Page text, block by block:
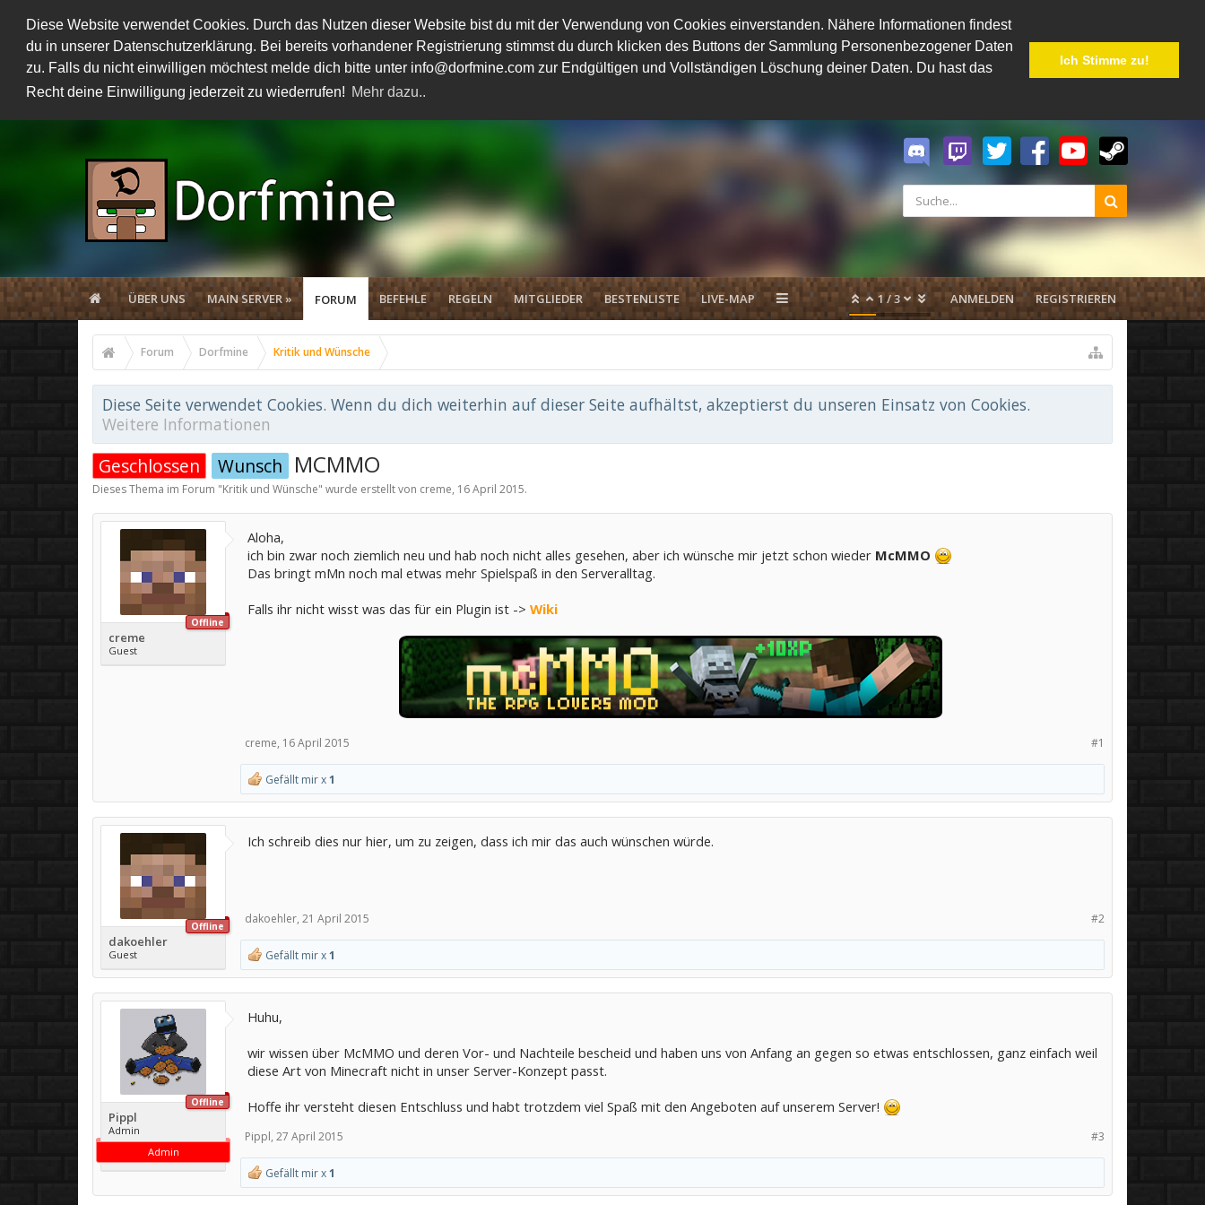
Diese Website verwendet Cookies. Durch das Nutzen dieser Website bist du mit der Verwendung von Cookies einverstanden. Nähere Informationen findest
du in unserer Datenschutzerklärung. Bei bereits vorhandener Registrierung stimmst du durch klicken des Buttons der Sammlung Personenbezogener Daten
zu. Falls du nicht einwilligen möchtest melde dich bitte unter info@dorfmine.com zur Endgültigen und Vollständigen Löschung deiner Daten. Du hast das
Recht deine Einwilligung jederzeit zu wiederrufen! Mehr dazu..
Ich Stimme zu!
ÜBER UNS MAIN SERVER » FORUM BEFEHLE REGELN MITGLIEDER BESTENLISTE LIVE-MAP 1/3 ANMELDEN REGISTRIEREN
Forum Dorfmine Kritik und Wünsche
Diese Seite verwendet Cookies. Wenn du dich weiterhin auf dieser Seite aufhältst, akzeptierst du unseren Einsatz von Cookies.
Weitere Informationen
Geschlossen Wunsch MCMMO
Dieses Thema im Forum "Kritik und Wünsche" wurde erstellt von creme, 16 April 2015.
Offline
creme
Guest
Aloha,
ich bin zwar noch ziemlich neu und hab noch nicht alles gesehen, aber ich wünsche mir jetzt schon wieder McMMO
Das bringt mMn noch mal etwas mehr Spielspaß in den Serveralltag.
Falls ihr nicht wisst was das für ein Plugin ist -> Wiki
#1
creme, 16 April 2015
Gefällt mir x1
Offline
dakoehler
Guest
Ich schreib dies nur hier, um zu zeigen, dass ich mir das auch wünschen würde.
#2
dakoehler, 21 April 2015
Gefällt mir x1
Offline
Pippl
Admin
Admin
Huhu,
wir wissen über McMMO und deren Vor- und Nachteile bescheid und haben uns von Anfang an gegen so etwas entschlossen, ganz einfach weil
diese Art von Minecraft nicht in unser Server-Konzept passt.
Hoffe ihr versteht diesen Entschluss und habt trotzdem viel Spaß mit den Angeboten auf unserem Server!
#3
Pippl, 27 April 2015
Gefällt mir x1